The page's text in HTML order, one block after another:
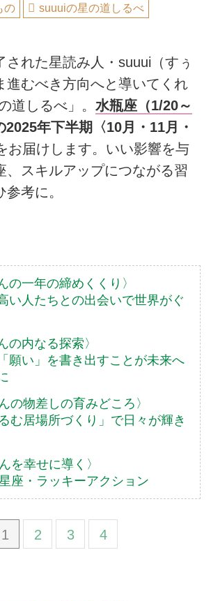
の suuuiの星の道しるべ
された星読み人・suuui（すぅ
進むべき方向へと導いてくれ
道しるべ」。 水瓶座（1/20～
2025年下半期〈10月・11月・
お届けします。いい影響を与
、スキルアップにつながる習
考に。
の一年の締めくくり〉
い人たちとの出会いで世界がぐ
の内なる探索〉
願い」を書き出すことが未来へ
の物差しの育みどころ〉
む居場所づくり」で日々が輝き
を幸せに導く〉
座・ラッキーアクション
1 2 3 4